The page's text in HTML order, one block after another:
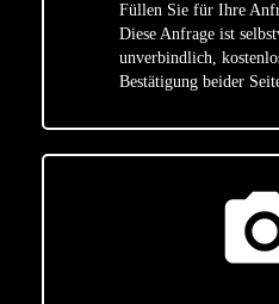
Füllen Sie für Ihre
Diese Anfrage ist
unverbindlich,
Bestätigung beider